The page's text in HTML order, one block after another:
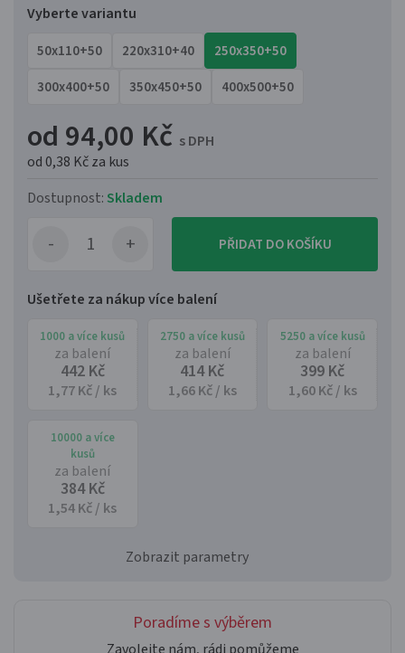
Vyberte variantu
50x110+50 220x310+40
250x350+50
300x400+50
350x450+50 400x500+50
od 94,00 Kč s DPH
od 0,38 Kčza kus
Dostupnost:Skladem
PŘIDAT DO KOŠÍKU
Ušetřete za nákup více balení
1000 a více kusů
za balení
442 Kč
1,77 Kč / ks
2750 a více kusů
za balení
414 Kč
1,66 Kč / ks
5250 a více kusů
za balení
399 Kč
1,60 Kč / ks
10000 a více
kusů
za balení
384 Kč
1,54 Kč / ks
Zobrazit parametry
Poradíme s výběrem